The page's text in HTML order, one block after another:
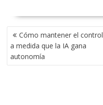
NAVEGACIÓN
DE
ENTRADAS
Cómo mantener el control
a medida que la IA gana
autonomía